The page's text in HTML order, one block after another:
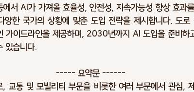
서 AI가 가져올 효율성, 안전성, 지속가능성 향상 효과
한 국가의 상황에 맞춘 도입 전략을 제시합니다. 도로
가이드라인을 제공하며, 2030년까지 AI 도입을 준비하
있습니다.
----- 요약문 ------
교통 및 모빌리티 부문을 비롯한 여러 부문에서 관심,